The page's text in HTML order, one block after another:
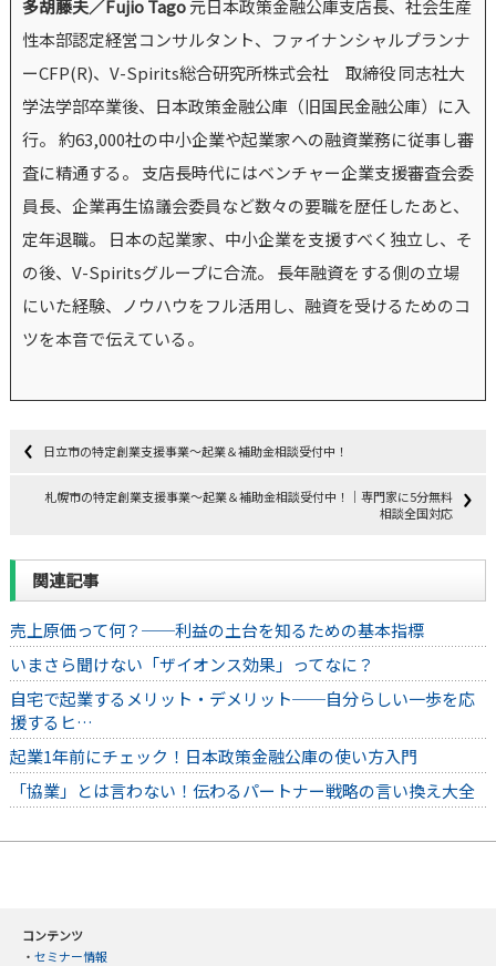
多胡藤夫／Fujio Tago元日本政策金融公庫支店長、社会生産
性本部認定経営コンサルタント、ファイナンシャルプランナ
ーCFP(R)、V-Spirits総合研究所株式会社 取締役 同志社大
学法学部卒業後、日本政策金融公庫（旧国民金融公庫）に入
行。 約63,000社の中小企業や起業家への融資業務に従事し審
査に精通する。 支店長時代にはベンチャー企業支援審査会委
員長、企業再生協議会委員など数々の要職を歴任したあと、
定年退職。 日本の起業家、中小企業を支援すべく独立し、そ
の後、V-Spiritsグループに合流。 長年融資をする側の立場
にいた経験、ノウハウをフル活用し、融資を受けるためのコ
ツを本音で伝えている。
日立市の特定創業支援事業～起業＆補助金相談受付中！
札幌市の特定創業支援事業～起業＆補助金相談受付中！｜専門家に5分無料
相談全国対応
関連記事
売上原価って何？──利益の土台を知るための基本指標
いまさら聞けない「ザイオンス効果」ってなに？
自宅で起業するメリット・デメリット──自分らしい一歩を応
援するヒ…
起業1年前にチェック！日本政策金融公庫の使い方入門
「協業」とは言わない！伝わるパートナー戦略の言い換え大全
コンテンツ
・ セミナー情報